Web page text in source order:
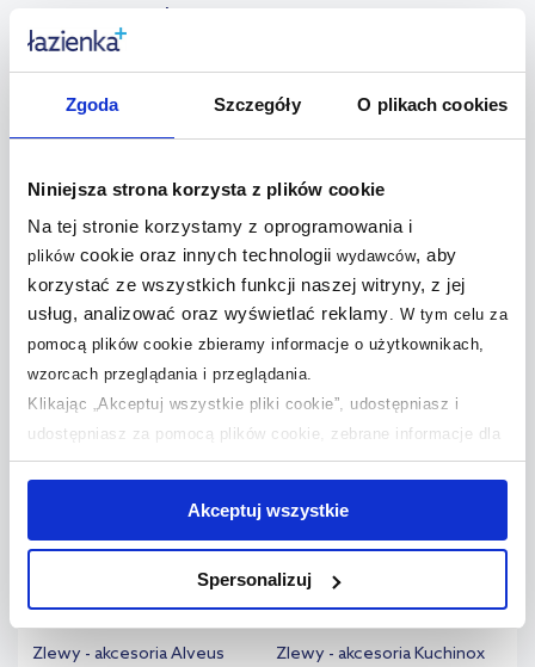
Zgoda Szczegóły O plikach cookies
Niniejsza strona korzysta z plików cookie
Na tej stronie korzystamy z oprogramowania i
plikówcookie oraz innych technologii wydawców, aby
korzystać ze wszystkich funkcji naszej witryny, z jej
usług, analizować oraz wyświetlać reklamy. W tym celu za
pomocą plików cookie zbieramy informacje o użytkownikach,
wzorcach przeglądania i przeglądania.
Klikając „Akceptuj wszystkie pliki cookie”, udostępniasz i
udostępniasz za pomocą plików cookie, zebrane informacje dla
użytkowników zewnętrznych, a także nasi partnerzy reklamowi.
jednak, że zablokowane niektóre pliki cookie mogą mieć wpływ
na sposób dostarczania treści niedostosowanych do potrzeb
Aby uzyskać więcej informacji na temat plików plików cookie,
Akceptuj wszystkie
Spersonalizuj
Fantazyjne wzory i
matowe...
Zobacz więcej inspiracji
Szukaj według marki
Zlewy - akcesoria Alveus
Zlewy - akcesoria Kuchinox